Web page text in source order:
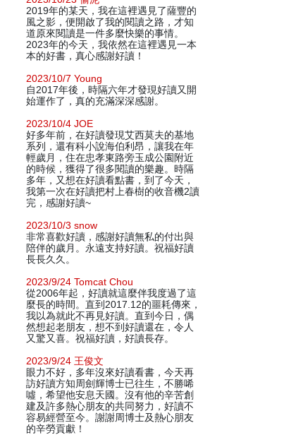
2019年的某天，我在這裡遇見了薩豐的
風之影，便開啟了我的閱讀之路，才知
道原來閱讀是一件多麼快樂的事情。
2023年的今天，我依然在這裡遇見一本
本的好書，真心感謝好讀！
2023/10/7 Young
自2017年後，時隔六年才發現好讀又開
始運作了，真的充滿深深感謝。
2023/10/4 JOE
好多年前，在好讀發現艾西莫夫的基地
系列，還有科小說海伯利昂，讓我在年
輕歲月，住在忠孝東路旁玉成公園附近
的時候，獲得了很多閱讀的樂趣。時隔
多年，又想在好讀看點書，到了今天，
我第一次在好讀把村上春樹的收音機2讀
完，感謝好讀~
2023/10/3 snow
非常喜歡好讀，感謝好讀無私的付出與
陪伴的歲月。永遠支持好讀。祝福好讀
長長久久。
2023/9/24 Tomcat Chou
從2006年起，好讀就這麼伴我度過了這
麼長的時間。直到2017.12的噩耗傳來，
我以為就此不再見好讀。直到今日，偶
然想起老朋友，想不到好讀還在，令人
又驚又喜。祝福好讀，好讀長存。
2023/9/24 王俊文
眼力不好，多年沒來好讀看書，今天再
訪好讀方知周劍輝博士已往生，不勝唏
噓，希望他安息天國。沒有他的辛苦創
建及許多熱心朋友的共同努力，好讀不
容易經營至今。謝謝周博士及熱心朋友
的辛勞貢獻！